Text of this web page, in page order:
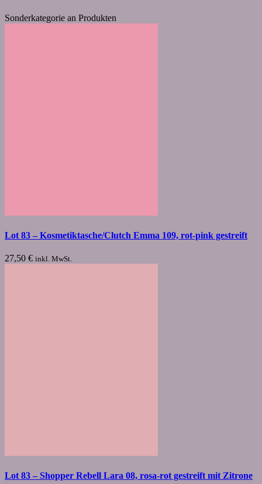
Sonderkategorie an Produkten
Lot 83 – Kosmetiktasche/Clutch Emma 109, rot-pink gestreift
27,50 € inkl. MwSt.
Lot 83 – Shopper Rebell Lara 08, rosa-rot gestreift mit Zitrone